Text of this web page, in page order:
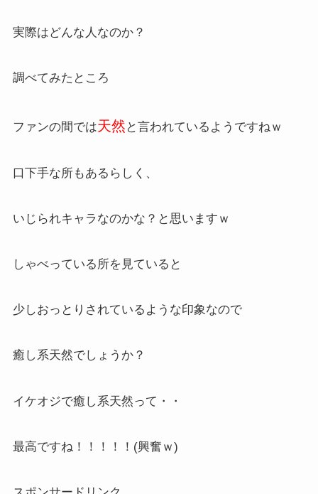
実際はどんな人なのか？
調べてみたところ
ファンの間では天然 と言われているようですねｗ
口下手な所もあるらしく、
いじられキャラなのかな？と思いますｗ
しゃべっている所を見ていると
少しおっとりされているような印象なので
癒し系天然でしょうか？
イケオジで癒し系天然って・・
最高ですね！！！！！(興奮ｗ)